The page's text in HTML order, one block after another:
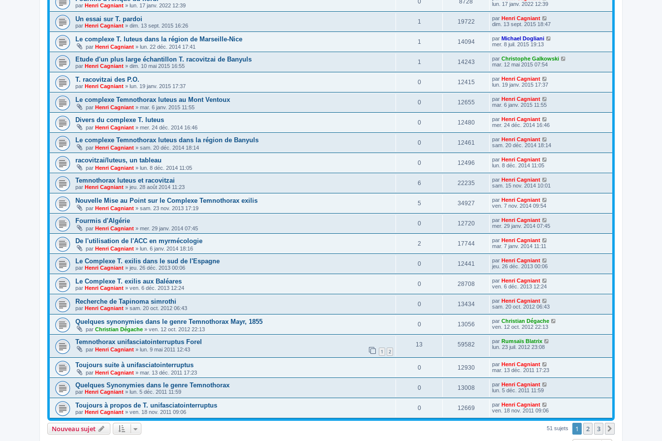
par Henri Cagniant » lun. 17 janv. 2022 12:39
0 8728
lun. 17 janv. 2022 12:39
Un essai sur T. pardoi
par Henri Cagniant » dim. 13 sept. 2015 16:26
1 19722 par Henri Cagniant
dim. 13 sept. 2015 18:47
Le complexe T. luteus dans la région de Marseille-Nice
par Henri Cagniant » lun. 22 déc. 2014 17:41
1 14094 par Michael Dogliani
mer. 8 juil. 2015 19:13
Etude d'un plus large échantillon T. racovitzai de Banyuls
par Henri Cagniant » dim. 10 mai 2015 16:55
1 14243 par Christophe Galkowski
mar. 12 mai 2015 07:54
T. racovitzai des P.O.
par Henri Cagniant » lun. 19 janv. 2015 17:37
0 12415 par Henri Cagniant
lun. 19 janv. 2015 17:37
Le complexe Temnothorax luteus au Mont Ventoux
par Henri Cagniant » mar. 6 janv. 2015 11:55
0 12655 par Henri Cagniant
mar. 6 janv. 2015 11:55
Divers du complexe T. luteus
par Henri Cagniant » mer. 24 déc. 2014 16:46
0 12480 par Henri Cagniant
mer. 24 déc. 2014 16:46
Le complexe Temnothorax luteus dans la région de Banyuls
par Henri Cagniant » sam. 20 déc. 2014 18:14
0 12461 par Henri Cagniant
sam. 20 déc. 2014 18:14
racovitzai/luteus, un tableau
par Henri Cagniant » lun. 8 déc. 2014 11:05
0 12496 par Henri Cagniant
lun. 8 déc. 2014 11:05
Temnothorax luteus et racovitzai
par Henri Cagniant » jeu. 28 août 2014 11:23
6 22235 par Henri Cagniant
sam. 15 nov. 2014 10:01
Nouvelle Mise au Point sur le Complexe Temnothorax exilis
par Henri Cagniant » sam. 23 nov. 2013 17:19
5 34927 par Henri Cagniant
ven. 7 nov. 2014 09:54
Fourmis d'Algérie
par Henri Cagniant » mer. 29 janv. 2014 07:45
0 12720 par Henri Cagniant
mer. 29 janv. 2014 07:45
De l'utilisation de l'ACC en myrmécologie
par Henri Cagniant » lun. 6 janv. 2014 18:16
2 17744 par Henri Cagniant
mar. 7 janv. 2014 11:11
Le Complexe T. exilis dans le sud de l'Espagne
par Henri Cagniant » jeu. 26 déc. 2013 00:06
0 12441 par Henri Cagniant
jeu. 26 déc. 2013 00:06
Le Complexe T. exilis aux Baléares
par Henri Cagniant » ven. 6 déc. 2013 12:24
0 28708 par Henri Cagniant
ven. 6 déc. 2013 12:24
Recherche de Tapinoma simrothi
par Henri Cagniant » sam. 20 oct. 2012 06:43
0 13434 par Henri Cagniant
sam. 20 oct. 2012 06:43
Quelques synonymies dans le genre Temnothorax Mayr, 1855
par Christian Dégache » ven. 12 oct. 2012 22:13
0 13056 par Christian Dégache
ven. 12 oct. 2012 22:13
Temnothorax unifasciatointerruptus Forel
par Henri Cagniant » lun. 9 mai 2011 12:43 1 2
13 59582 par Rumsaïs Blatrix
lun. 23 juil. 2012 23:08
Toujours suite à unifasciatointerruptus
par Henri Cagniant » mar. 13 déc. 2011 17:23
0 12930 par Henri Cagniant
mar. 13 déc. 2011 17:23
Quelques Synonymies dans le genre Temnothorax
par Henri Cagniant » lun. 5 déc. 2011 11:59
0 13008 par Henri Cagniant
lun. 5 déc. 2011 11:59
Toujours à propos de T. unifasciatointerruptus
par Henri Cagniant » ven. 18 nov. 2011 09:06
0 12669 par Henri Cagniant
ven. 18 nov. 2011 09:06
Nouveau sujet 51 sujets 1 2 3